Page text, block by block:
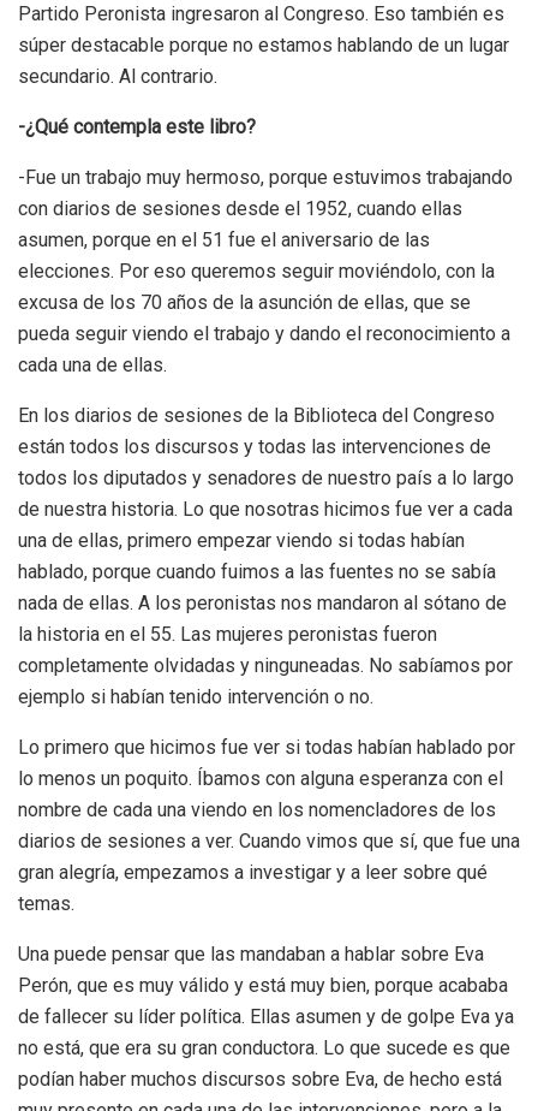
Partido Peronista ingresaron al Congreso. Eso también es
súper destacable porque no estamos hablando de un lugar
secundario. Al contrario.
-¿Qué contempla este libro?
-Fue un trabajo muy hermoso, porque estuvimos trabajando
con diarios de sesiones desde el 1952, cuando ellas
asumen, porque en el 51 fue el aniversario de las
elecciones. Por eso queremos seguir moviéndolo, con la
excusa de los 70 años de la asunción de ellas, que se
pueda seguir viendo el trabajo y dando el reconocimiento a
cada una de ellas.
En los diarios de sesiones de la Biblioteca del Congreso
están todos los discursos y todas las intervenciones de
todos los diputados y senadores de nuestro país a lo largo
de nuestra historia. Lo que nosotras hicimos fue ver a cada
una de ellas, primero empezar viendo si todas habían
hablado, porque cuando fuimos a las fuentes no se sabía
nada de ellas. A los peronistas nos mandaron al sótano de
la historia en el 55. Las mujeres peronistas fueron
completamente olvidadas y ninguneadas. No sabíamos por
ejemplo si habían tenido intervención o no.
Lo primero que hicimos fue ver si todas habían hablado por
lo menos un poquito. Íbamos con alguna esperanza con el
nombre de cada una viendo en los nomencladores de los
diarios de sesiones a ver. Cuando vimos que sí, que fue una
gran alegría, empezamos a investigar y a leer sobre qué
temas.
Una puede pensar que las mandaban a hablar sobre Eva
Perón, que es muy válido y está muy bien, porque acababa
de fallecer su líder política. Ellas asumen y de golpe Eva ya
no está, que era su gran conductora. Lo que sucede es que
podían haber muchos discursos sobre Eva, de hecho está